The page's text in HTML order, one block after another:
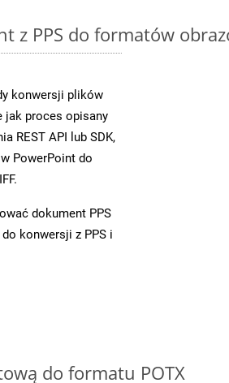
z PPS do formatów
konwersji plików
jak proces opisany
REST API lub SDK,
PowerPoint do
dokument PPS
konwersji z PPS i
do formatu POTX